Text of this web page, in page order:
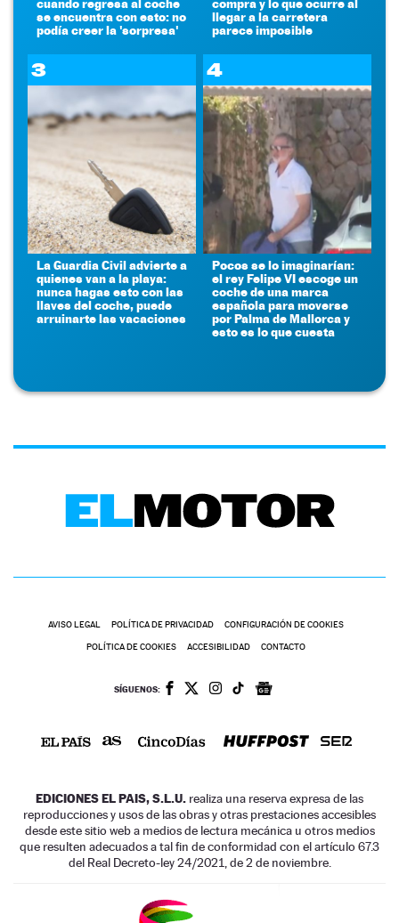
cuando regresa al coche
se encuentra con esto: no
podía creer la 'sorpresa'
compra y lo que ocurre al
llegar a la carretera
parece imposible
3
La Guardia Civil advierte a
quienes van a la playa:
nunca hagas esto con las
llaves del coche, puede
arruinarte las vacaciones
4
Pocos se lo imaginarían:
el rey Felipe VI escoge un
coche de una marca
española para moverse
por Palma de Mallorca y
esto es lo que cuesta
AVISO LEGAL POLÍTICA DE PRIVACIDAD CONFIGURACIÓN DE COOKIES
POLÍTICA DE COOKIES ACCESIBILIDAD CONTACTO
SÍGUENOS:
EDICIONES EL PAIS, S.L.U. realiza una reserva expresa de las
reproducciones y usos de las obras y otras prestaciones accesibles
desde este sitio web a medios de lectura mecánica u otros medios
que resulten adecuados a tal fin de conformidad con el artículo 67.3
del Real Decreto-ley 24/2021, de 2 de noviembre.